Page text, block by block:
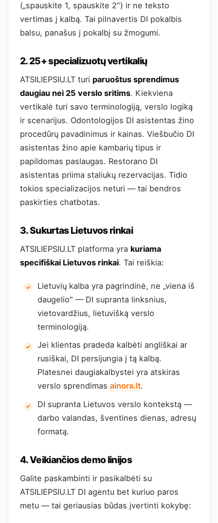
(„spauskite 1, spauskite 2") ir ne teksto
vertimas į kalbą. Tai pilnavertis DI pokalbis
balsu, panašus į pokalbį su žmogumi.
2. 25+ specializuotų vertikalių
ATSILIEPSIU.LT turi paruoštus sprendimus
daugiau nei 25 verslo sritims. Kiekviena
vertikalė turi savo terminologiją, verslo logiką
ir scenarijus. Odontologijos DI asistentas žino
procedūrų pavadinimus ir kainas. Viešbučio DI
asistentas žino apie kambarių tipus ir
papildomas paslaugas. Restorano DI
asistentas priima staliukų rezervacijas. Tidio
tokios specializacijos neturi — tai bendros
paskirties chatbotas.
3. Sukurtas Lietuvos rinkai
ATSILIEPSIU.LT platforma yra kuriama
specifiškai Lietuvos rinkai. Tai reiškia:
Lietuvių kalba yra pagrindinė, ne „viena iš
daugelio" — DI supranta linksnius,
vietovardžius, lietuvišką verslo
terminologiją.
Jei klientas pradeda kalbėti angliškai ar
rusiškai, DI persijungia į tą kalbą.
Platesnei daugiakalbystei yra atskiras
verslo sprendimas ainora.lt.
DI supranta Lietuvos verslo kontekstą —
darbo valandas, šventines dienas, adresų
formatą.
4. Veikiančios demo linijos
Galite paskambinti ir pasikalbėti su
ATSILIEPSIU.LT DI agentu bet kuriuo paros
metu — tai geriausias būdas įvertinti kokybę: